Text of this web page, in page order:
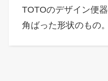
TOTOのデザイン便
角ばった形状のもの